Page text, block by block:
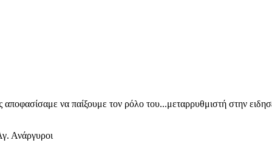
αποφασίσαμε να παίξουμε τον ρόλο του...μεταρρυθμιστή στην
Ανάργυροι